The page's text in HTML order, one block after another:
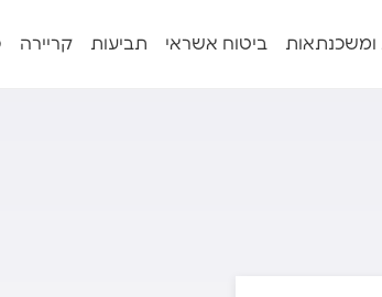
ומשכנתאות ביטוח אשראי תביעות קריירה